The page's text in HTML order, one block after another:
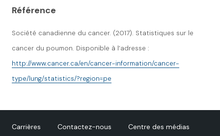
Référence
Société canadienne du cancer. (2017). Statistiques sur le
cancer du poumon. Disponible à l’adresse :
http://www.cancer.ca/en/cancer-information/cancer-
type/lung/statistics/?region=pe
Carrières Contactez-nous
Centre des médias